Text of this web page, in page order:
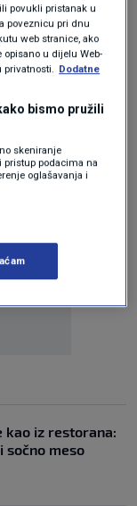
kao iz restorana:
sočno meso
povukli pristanak u
poveznicu pri dnu
web stranice, ako
u dijelu Web-
Dodatne
bismo pružili
skeniranje
podacima na
oglašavanja i